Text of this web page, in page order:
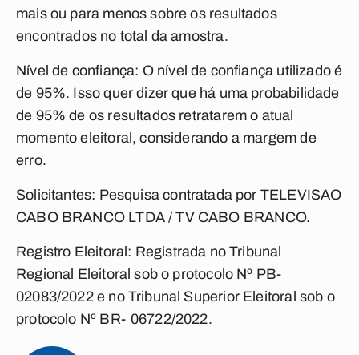
mais ou para menos sobre os resultados
encontrados no total da amostra.
Nível de confiança: O nível de confiança utilizado é
de 95%. Isso quer dizer que há uma probabilidade
de 95% de os resultados retratarem o atual
momento eleitoral, considerando a margem de
erro.
Solicitantes: Pesquisa contratada por TELEVISAO
CABO BRANCO LTDA / TV CABO BRANCO.
Registro Eleitoral: Registrada no Tribunal
Regional Eleitoral sob o protocolo Nº PB‐
02083/2022 e no Tribunal Superior Eleitoral sob o
protocolo Nº BR‐06722/2022.